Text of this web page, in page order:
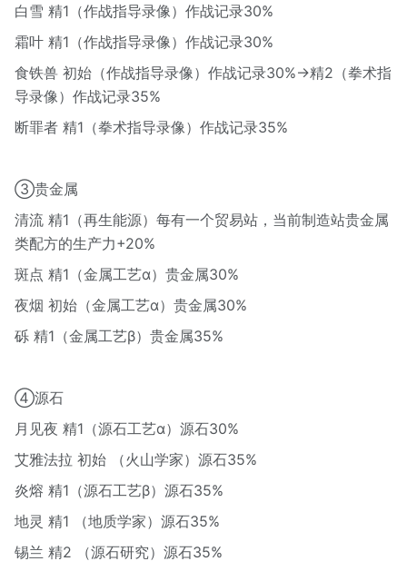
白雪 精1（作战指导录像）作战记录30%
霜叶 精1（作战指导录像）作战记录30%
食铁兽 初始（作战指导录像）作战记录30%→精2（拳术指
导录像）作战记录35%
断罪者 精1（拳术指导录像）作战记录35%
③贵金属
清流 精1（再生能源）每有一个贸易站，当前制造站贵金属
类配方的生产力+20%
斑点 精1（金属工艺α）贵金属30%
夜烟 初始（金属工艺α）贵金属30%
砾 精1（金属工艺β）贵金属35%
④源石
月见夜 精1（源石工艺α）源石30%
艾雅法拉 初始 （火山学家）源石35%
炎熔 精1（源石工艺β）源石35%
地灵 精1 （地质学家）源石35%
锡兰 精2 （源石研究）源石35%